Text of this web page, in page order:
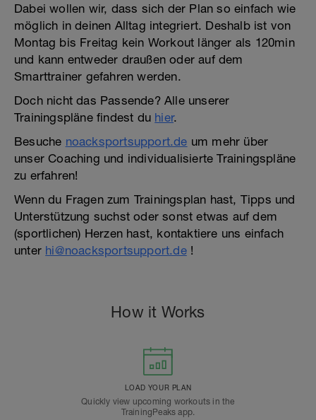
Dabei wollen wir, dass sich der Plan so einfach wie
möglich in deinen Alltag integriert. Deshalb ist von
Montag bis Freitag kein Workout länger als 120min
und kann entweder draußen oder auf dem
Smarttrainer gefahren werden.
Doch nicht das Passende? Alle unserer
Trainingspläne findest du hier.
Besuche noacksportsupport.de um mehr über
unser Coaching und individualisierte Trainingspläne
zu erfahren!
Wenn du Fragen zum Trainingsplan hast, Tipps und
Unterstützung suchst oder sonst etwas auf dem
(sportlichen) Herzen hast, kontaktiere uns einfach
unter hi@noacksportsupport.de!
How it Works
LOAD YOUR PLAN
Quickly view upcoming workouts in the
TrainingPeaks app.